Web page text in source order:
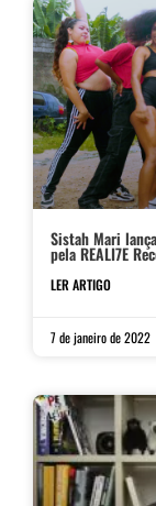
Sistah Mari
pela REALI7E
LER ARTIGO
7 de janeiro de 2022